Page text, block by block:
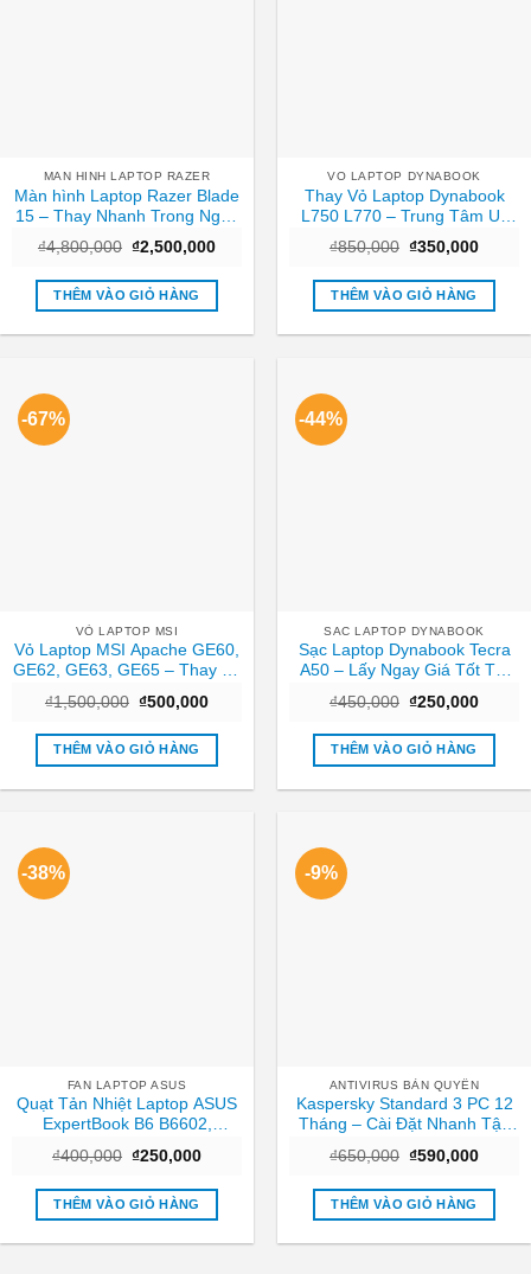
MAN HINH LAPTOP RAZER
Màn hình Laptop Razer Blade
15 – Thay Nhanh Trong Ngày
₫4,800,000 Giá
là:
₫4,800,000.
₫2,500,000Giá
tại
₫2,500,000.
THÊM VÀO GIỎ HÀNG
VO LAPTOP DYNABOOK
Thay Vỏ Laptop Dynabook
L750 L770 – Trung Tâm Uy
₫850,000 Giá
là:
₫850,000.
₫350,000Giá
tại
THÊM VÀO GIỎ HÀNG
-67%
VỎ LAPTOP MSI
Vỏ Laptop MSI Apache GE60,
GE62, GE63, GE65 – Thay Vỏ
₫1,500,000 Giá
là:
₫1,500,000.
₫500,000Giá
tại
₫500,000.
THÊM VÀO GIỎ HÀNG
-44%
SAC LAPTOP DYNABOOK
Sạc Laptop Dynabook Tecra
A50 – Lấy Ngay Giá Tốt Tại
₫450,000 Giá
là:
₫450,000.
₫250,000Giá
tại
THÊM VÀO GIỎ HÀNG
-38%
FAN LAPTOP ASUS
Quạt Tản Nhiệt Laptop ASUS
ExpertBook B6 B6602,
Ngay TPHCM
₫400,000 Giá
là:
₫400,000.
₫250,000Giá
tại
₫250,000.
THÊM VÀO GIỎ HÀNG
-9%
ANTIVIRUS BẢN QUYỀN
Kaspersky Standard 3 PC 12
Tháng – Cài Đặt Nhanh Tận
₫650,000 Giá
là:
₫650,000.
₫590,000Giá
tại
THÊM VÀO GIỎ HÀNG